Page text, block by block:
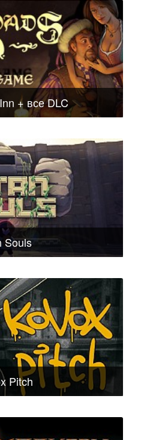
+ все DLC
Souls
Pitch